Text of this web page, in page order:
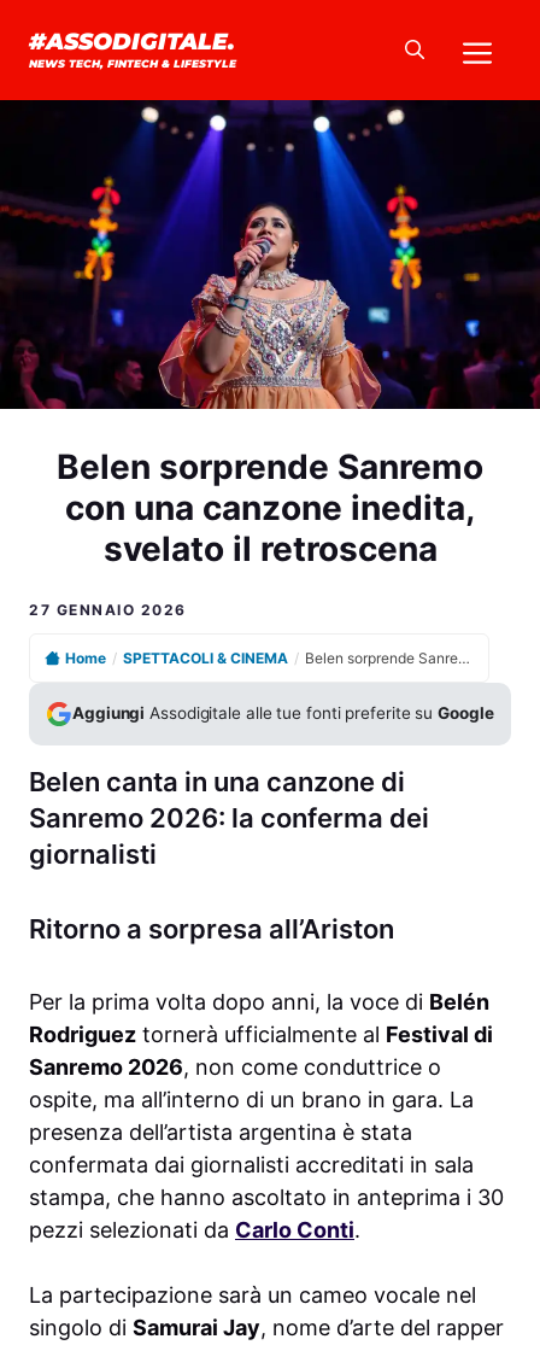
#ASSODIGITALE.
NEWS TECH, FINTECH & LIFESTYLE
Belen sorprende Sanremo
con una canzone inedita,
svelato il retroscena
27 GENNAIO 2026
Home / SPETTACOLI & CINEMA / Belen sorprende Sanremo con una canzone inedita, svelato il retroscena
Aggiungi Assodigitale alle tue fonti preferite suGoogle
Belen canta in una canzone di
Sanremo 2026: la conferma dei
giornalisti
Ritorno a sorpresa all’Ariston
Per la prima volta dopo anni, la voce di Belén
Rodriguez tornerà ufficialmente al Festival di
Sanremo 2026, non come conduttrice o
ospite, ma all’interno di un brano in gara. La
presenza dell’artista argentina è stata
confermata dai giornalisti accreditati in sala
stampa, che hanno ascoltato in anteprima i 30
pezzi selezionati da Carlo Conti.
La partecipazione sarà un cameo vocale nel
singolo di Samurai Jay, nome d’arte del rapper